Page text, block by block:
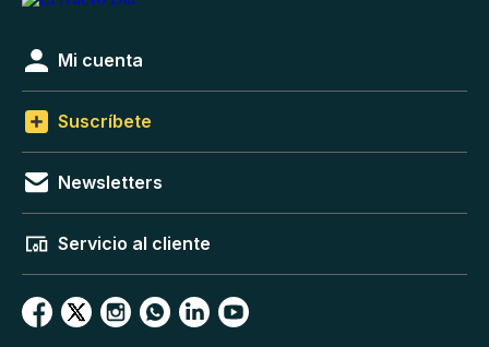
Mi cuenta
Suscríbete
Newsletters
Servicio al cliente